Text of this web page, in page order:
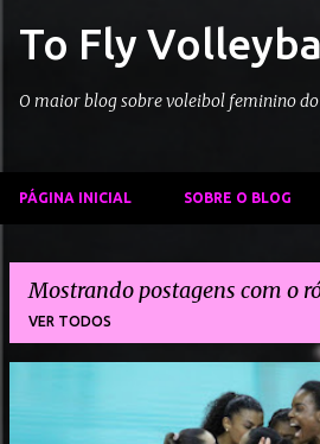
Pular para o
To Fly
O maior blog sobre voleibol feminino
PÁGINA INICIAL SOBRE O BLOG
Mostrando postagens com o
VER TODOS